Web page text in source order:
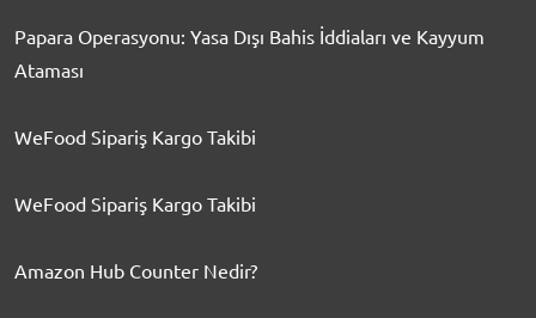
Papara Operasyonu: Yasa Dışı Bahis İddiaları ve Kayyum
Ataması
WeFood Sipariş Kargo Takibi
WeFood Sipariş Kargo Takibi
Amazon Hub Counter Nedir?